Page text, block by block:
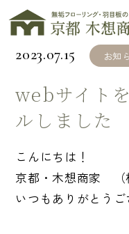
webサイト
ルしました
2023.07.15 お知
こんにちは！
京都・木想商家 （
いつもありがとうご